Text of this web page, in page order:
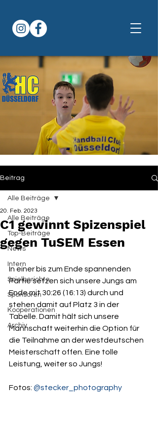
Beitrag
Alle Beiträge
Top-Beiträge
News
Intern
Spielberichte
Sponsoren
Kooperationen
Archiv
Alle Beiträge
C1 gewinnt Spizenspiel
gegen TuSEM Essen
20. Feb. 2023
In einer bis zum Ende spannenden
Partie setzen sich unsere Jungs am
Ende mit 30:26 (16:13) durch und
stehen damit auf Platz 3 in der
Tabelle. Damit hält sich unsere
Mannschaft weiterhin die Option für
die Teilnahme an der westdeutschen
Meisterschaft offen. Eine tolle
Leistung, weiter so Jungs!
Fotos: @stecker_photography